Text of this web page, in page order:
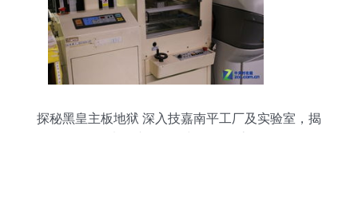
探秘黑皇主板地狱 深入技嘉南平工厂及实验室，揭